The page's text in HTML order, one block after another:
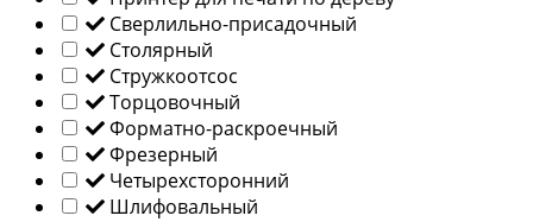
Сверлильно-присадочный
Столярный
Стружкоотсос
Торцовочный
Форматно-раскроечный
Фрезерный
Четырехсторонний
Шлифовальный